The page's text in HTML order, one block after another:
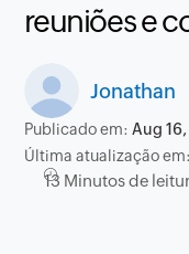
reuniões e
Jonathan
Publicado em:Aug
Última atualização
13 Minutos de